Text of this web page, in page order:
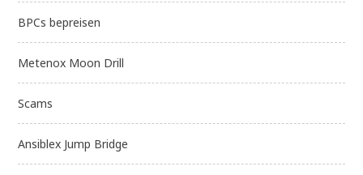
BPCs bepreisen
Metenox Moon Drill
Scams
Ansiblex Jump Bridge